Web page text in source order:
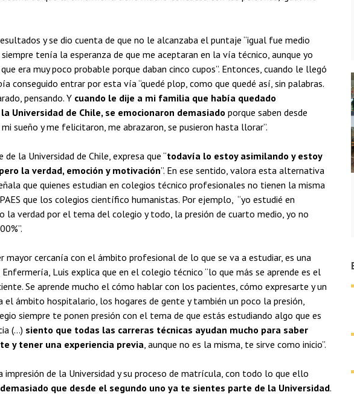
y se dio cuenta de que no le alcanzaba el puntaje “igual fue medio
tenía la esperanza de que me aceptaran en la vía técnico, aunque yo
era muy poco probable porque daban cinco cupos”. Entonces, cuando le llegó
conseguido entrar por esta vía “quedé plop, como que quedé así, sin palabras.
pensando. Y cuando le dije a mi familia que había quedado
Universidad de Chile, se emocionaron demasiado porque saben desde
sueño y me felicitaron, me abrazaron, se pusieron hasta llorar”.
la Universidad de Chile, expresa que “todavía lo estoy asimilando y estoy
la verdad, emoción y motivación”. En ese sentido, valora esta alternativa
que quienes estudian en colegios técnico profesionales no tienen la misma
que los colegios científico humanistas. Por ejemplo, “yo estudié en
la verdad por el tema del colegio y todo, la presión de cuarto medio, yo no
mayor cercanía con el ámbito profesional de lo que se va a estudiar, es una
Luis explica que en el colegio técnico “lo que más se aprende es el
Se aprende mucho el cómo hablar con los pacientes, cómo expresarte y un
el ámbito hospitalario, los hogares de gente y también un poco la presión,
siempre te ponen presión con el tema de que estás estudiando algo que es
(...) siento que todas las carreras técnicas ayudan mucho para saber
y tener una experiencia previa , aunque no es la misma, te sirve como inicio”.
impresión de la Universidad y su proceso de matrícula, con todo lo que ello
que desde el segundo uno ya te sientes parte de la Universidad.